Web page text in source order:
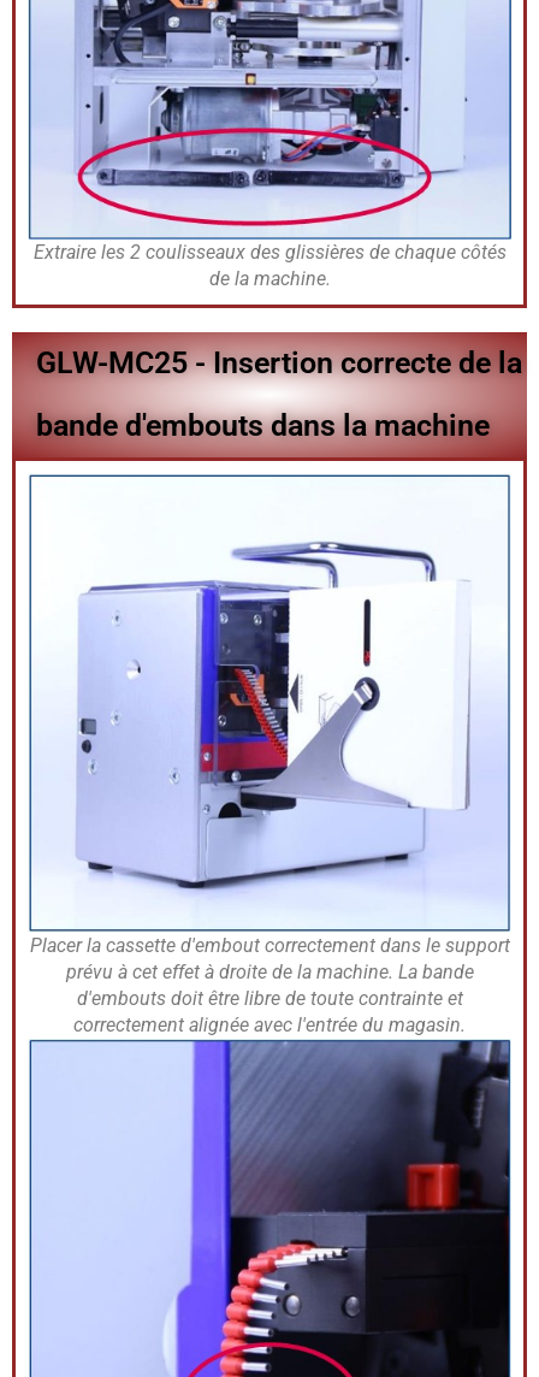
Extraire les 2 coulisseaux des glissières de chaque côtés
de la machine.
GLW-MC25 - Insertion correcte de la
bande d'embouts dans la machine
Placer la cassette d'embout correctement dans le support
prévu à cet effet à droite de la machine. La bande
d'embouts doit être libre de toute contrainte et
correctement alignée avec l'entrée du magasin.